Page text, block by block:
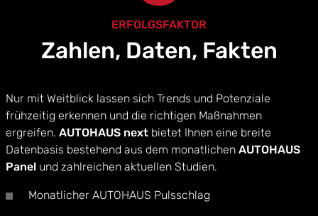
ERFOLGSFAKTOR
Zahlen, Daten, Fakten
Nur mit Weitblick lassen sich Trends und Potenziale
frühzeitig erkennen und die richtigen Maßnahmen
ergreifen. AUTOHAUS next bietet Ihnen eine breite
Datenbasis bestehend aus dem monatlichen AUTOHAUS
Panel und zahlreichen aktuellen Studien.
Monatlicher AUTOHAUS Pulsschlag